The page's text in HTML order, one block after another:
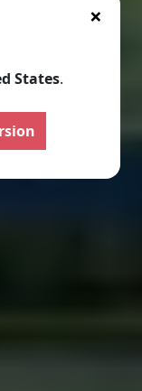
×
States.